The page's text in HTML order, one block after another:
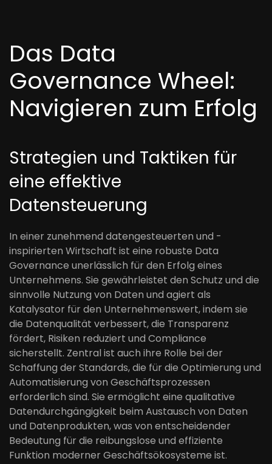
Das Data
Governance Wheel:
Navigieren zum Erfolg
Strategien und Taktiken für
eine effektive
Datensteuerung
In einer zunehmend datengesteuerten und -
inspirierten Wirtschaft ist eine robuste Data
Governance unerlässlich für den Erfolg eines
Unternehmens. Sie gewährleistet den Schutz und die
sinnvolle Nutzung von Daten und agiert als
Katalysator für den Unternehmenswert, indem sie
die Datenqualität verbessert, die Transparenz
fördert, Risiken reduziert und Compliance
sicherstellt. Zentral ist auch ihre Rolle bei der
Schaffung der Standards, die für die Optimierung und
Automatisierung von Geschäftsprozessen
erforderlich sind. Sie ermöglicht eine qualitative
Datendurchgängigkeit beim Austausch von Daten
und Datenprodukten, was von entscheidender
Bedeutung für die reibungslose und effiziente
Funktion moderner Geschäftsökosysteme ist.